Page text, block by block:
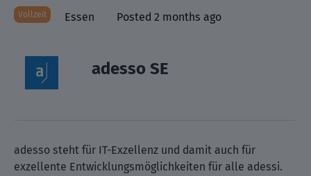
Vollzeit Essen Posted 2 months ago
adesso SE
adesso steht für IT-Exzellenz und damit auch für
exzellente Entwicklungsmöglichkeiten für alle adessi.